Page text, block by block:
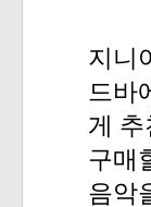
지니
드바
게 추
구매
음악